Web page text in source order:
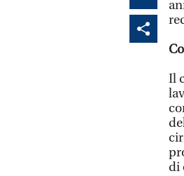
Il
di